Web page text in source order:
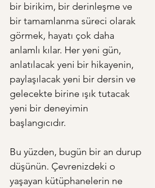
bir birikim, bir derinleşme ve
bir tamamlanma süreci olarak
görmek, hayatı çok daha
anlamlı kılar. Her yeni gün,
anlatılacak yeni bir hikayenin,
paylaşılacak yeni bir dersin ve
gelecekte birine ışık tutacak
yeni bir deneyimin
başlangıcıdır.
Bu yüzden, bugün bir an durup
düşünün. Çevrenizdeki o
yaşayan kütüphanelerin ne